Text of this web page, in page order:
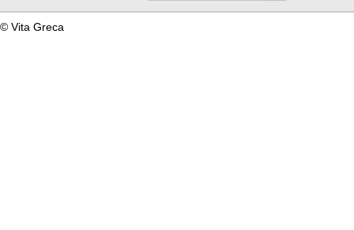
© Vita Greca